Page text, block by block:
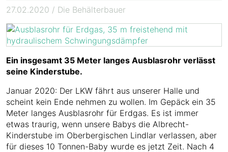
27.02.2020 / Die Behälterbauer
Ein insgesamt 35 Meter langes Ausblasrohr verlässt
seine Kinderstube.
Januar 2020: Der LKW fährt aus unserer Halle und
scheint kein Ende nehmen zu wollen. Im Gepäck ein 35
Meter langes Ausblasrohr für Erdgas. Es ist immer
etwas traurig, wenn unsere Babys die Albrecht-
Kinderstube im Oberbergischen Lindlar verlassen, aber
für dieses 10 Tonnen-Baby wurde es jetzt Zeit. Nach 4